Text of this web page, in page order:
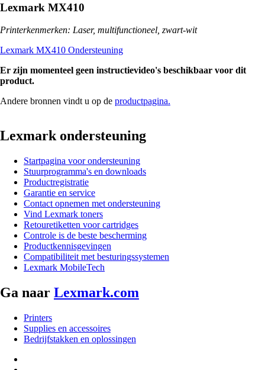
Lexmark MX410
Printerkenmerken: Laser, multifunctioneel, zwart-wit
Lexmark MX410 Ondersteuning
Er zijn momenteel geen instructievideo's beschikbaar voor dit
product.
Andere bronnen vindt u op de productpagina.
Lexmark ondersteuning
Startpagina voor ondersteuning
Stuurprogramma's en downloads
Productregistratie
Garantie en service
Contact opnemen met ondersteuning
Vind Lexmark toners
Retouretiketten voor cartridges
Controle is de beste bescherming
Productkennisgevingen
Compatibiliteit met besturingssystemen
Lexmark MobileTech
Ga naar Lexmark.com
Printers
Supplies en accessoires
Bedrijfstakken en oplossingen